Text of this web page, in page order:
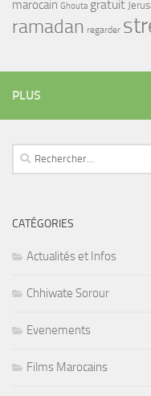
marocain Ghouta gratuit
ramadan regarder
PLUS
Rechercher :
CATÉGORIES
Actualités et Infos
Chhiwate Sorour
Evenements
Films Marocains